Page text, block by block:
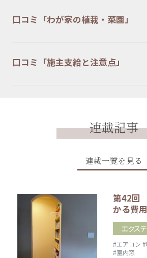
口コミ「わが家の植栽・菜園」
口コミ「施主支給と注意点」
連載記事
連載一覧を見る
第42回
かる費
エクス
#エアコン
#室内窓